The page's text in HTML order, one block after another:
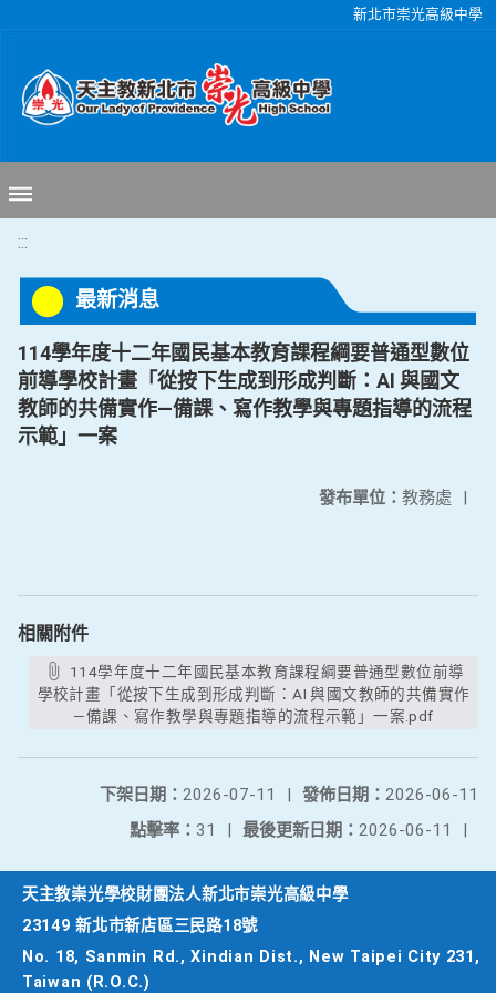
新北市崇光高級中學
:::
最新消息
114學年度十二年國民基本教育課程綱要普通型數位
前導學校計畫「從按下生成到形成判斷：AI 與國文
教師的共備實作—備課、寫作教學與專題指導的流程
示範」一案
發布單位： 教務處 |
相關附件
學校計畫「從按下生成到形成判斷：AI 與國文教師的共備實作
—備課、寫作教學與專題指導的流程示範」一案.pdf
發佈日期： 2026-06-11
下架日期： 2026-07-11
|
最後更新日期： 2026-06-11 |
點擊率： 31 |
天主教崇光學校財團法人新北市崇光高級中學
23149 新北市新店區三民路18號
No. 18, Sanmin Rd., Xindian Dist., New Taipei City 231,
Taiwan (R.O.C.)